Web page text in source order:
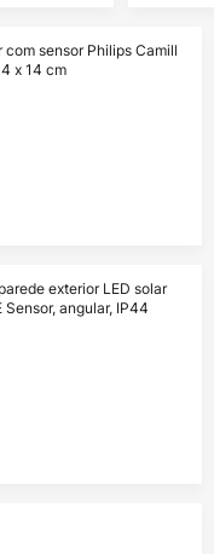
com sensor Philips Camill
x 14 cm
exterior LED solar
Sensor, angular, IP44